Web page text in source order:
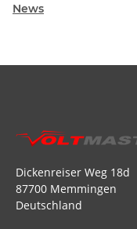
News
Dickenreiser Weg 18d
87700 Memmingen
Deutschland